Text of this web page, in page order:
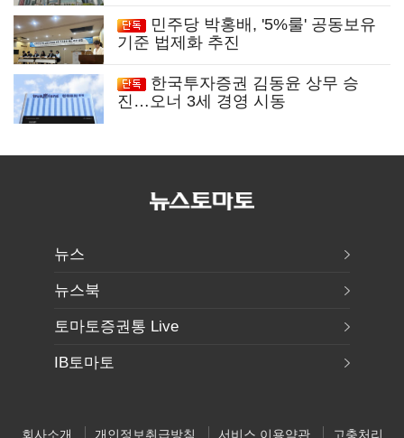
민주당 박홍배, '5%룰' 공동보유
기준 법제화 추진
한국투자증권 김동윤 상무 승
진…오너 3세 경영 시동
뉴스
뉴스북
토마토증권통 Live
IB토마토
회사소개 개인정보취급방침 서비스 이용약관 고충처리